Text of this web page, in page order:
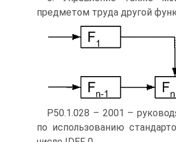
предметом труда другой
Р50.1.028 – 2001 –
по использованию